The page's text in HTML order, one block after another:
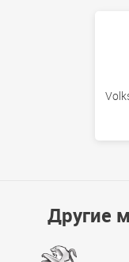
Другие